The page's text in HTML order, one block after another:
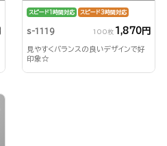
スピード1時間対応 スピード3時間対応
s-1119 100枚 1,870円
見やすくバランスの良いデザインで好
印象☆